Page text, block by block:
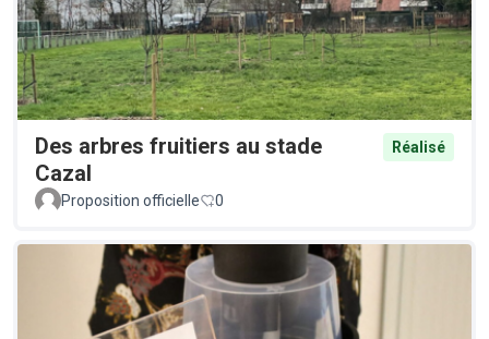
Des arbres fruitiers au stade
Cazal
Réalisé
Proposition officielle 0